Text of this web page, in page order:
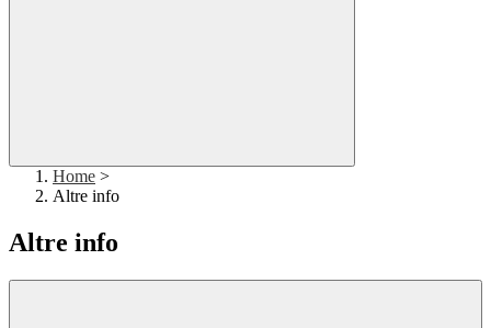
Home >
Altre info
Altre info